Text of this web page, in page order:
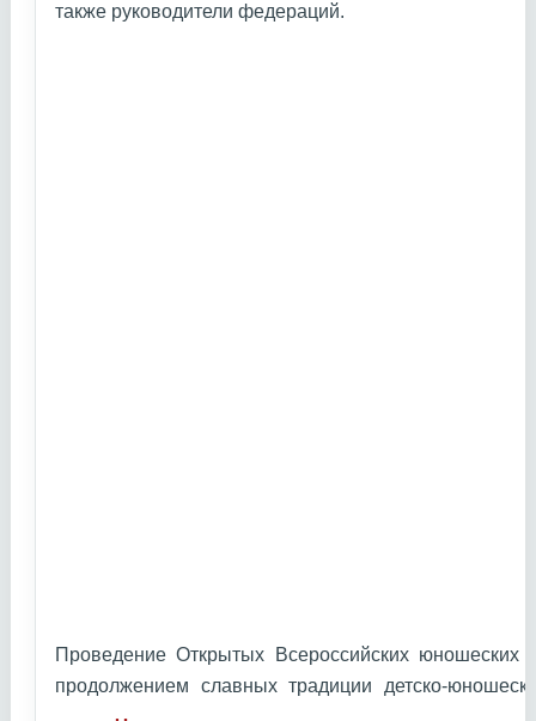
также руководители федераций.
Проведение Открытых Всероссийских юношеских
продолжением славных традиции детско-